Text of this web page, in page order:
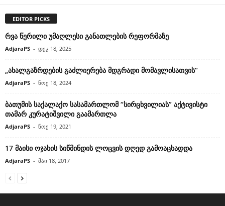
EDITOR PICKS
რვა წერილი უმაღლესი განათლების რეფორმაზე
AdjaraPS - დეკ 18, 2025
„ახალგაზრდების გაძლიერება მდგრადი მომავლისათვის“
AdjaraPS - ნოე 18, 2024
ბათუმის საქალაქო სასამართლომ “სირცხვილიას” აქტივისტი
თამარ კურატიშვილი გაამართლა
AdjaraPS - ნოე 19, 2021
17 მაისი ოჯახის სიწმინდის ლოცვის დღედ გამოაცხადდა
AdjaraPS - მაი 18, 2017